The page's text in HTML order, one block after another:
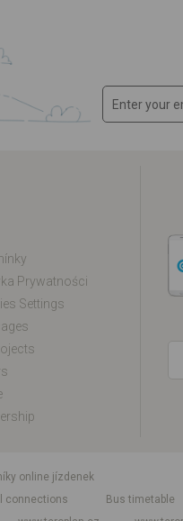
Prywatności
Settings
online jízdenek
connections
Bus timetable